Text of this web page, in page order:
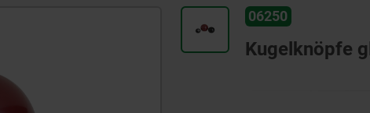
06250
Kugelknöpfe